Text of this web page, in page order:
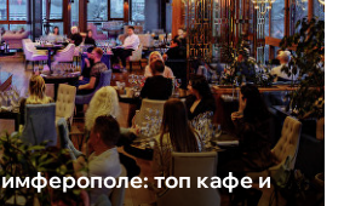
топ кафе и